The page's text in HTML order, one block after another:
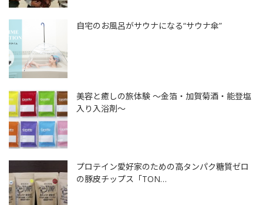
自宅のお風呂がサウナになる“サウナ傘”
美容と癒しの旅体験 ～金箔・加賀菊酒・能登塩
入り入浴剤～
プロテイン愛好家のための高タンパク糖質ゼロ
の豚皮チップス「TON…